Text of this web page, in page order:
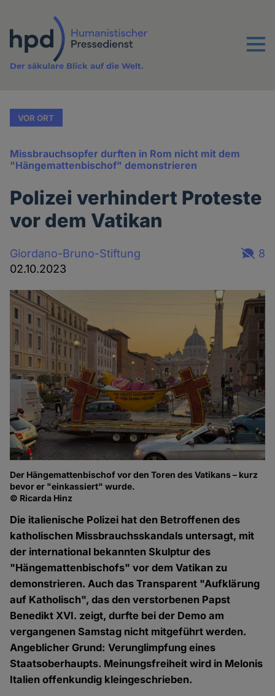
Inhalt
Menu
Der säkulare Blick auf die Welt.
VOR ORT
Missbrauchsopfer durften in Rom nicht mit dem
"Hängemattenbischof" demonstrieren
Polizei verhindert Proteste
vor dem Vatikan
Giordano-Bruno-Stiftung
02.10.2023
8
Der Hängemattenbischof vor den Toren des Vatikans – kurz
bevor er "einkassiert" wurde.
© Ricarda Hinz
Die italienische Polizei hat den Betroffenen des
katholischen Missbrauchsskandals untersagt, mit
der international bekannten Skulptur des
"Hängemattenbischofs" vor dem Vatikan zu
demonstrieren. Auch das Transparent "Aufklärung
auf Katholisch", das den verstorbenen Papst
Benedikt XVI. zeigt, durfte bei der Demo am
vergangenen Samstag nicht mitgeführt werden.
Angeblicher Grund: Verunglimpfung eines
Staatsoberhaupts. Meinungsfreiheit wird in Melonis
Italien offenkundig kleingeschrieben.